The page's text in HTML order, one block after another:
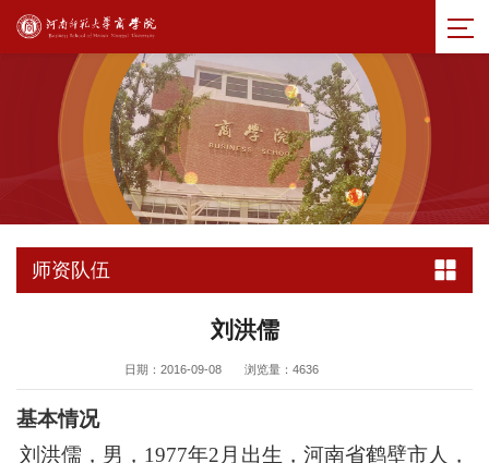
师资队伍
刘洪儒
日期：2016-09-08 浏览量： 4636
基本情况
刘洪儒，男， 1977年2月出生，河南省鹤壁市人，